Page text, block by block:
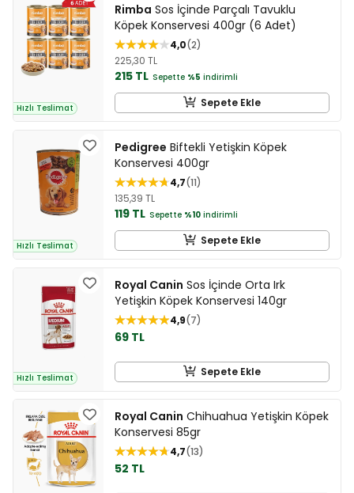
Hızlı Teslimat
Rimba Sos İçinde Parçalı Tavuklu
Köpek Konservesi 400gr (6 Adet)
4,0 2
225,30 TL
215 TL Sepette %5 indirimli
Sepete Ekle
Hızlı Teslimat
Pedigree Biftekli Yetişkin Köpek
Konservesi 400gr
4,7 11
135,39 TL
119 TL Sepette %10 indirimli
Sepete Ekle
Hızlı Teslimat
Royal Canin Sos İçinde Orta Irk
Yetişkin Köpek Konservesi 140gr
4,9 7
69 TL
Sepete Ekle
Royal Canin Chihuahua Yetişkin Köpek
Konservesi 85gr
4,7 13
52 TL